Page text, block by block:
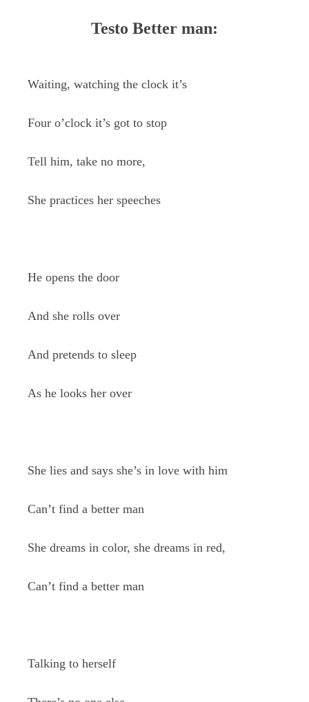
Testo Better man:
Waiting, watching the clock it’s
Four o’clock it’s got to stop
Tell him, take no more,
She practices her speeches
He opens the door
And she rolls over
And pretends to sleep
As he looks her over
She lies and says she’s in love with him
Can’t find a better man
She dreams in color, she dreams in red,
Can’t find a better man
Talking to herself